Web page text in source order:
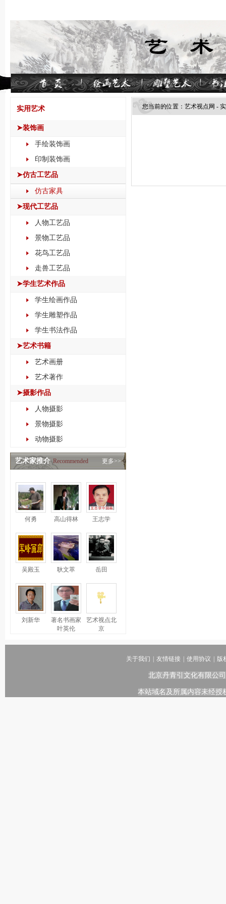
实用艺术
➤装饰画
手绘装饰画
印制装饰画
➤仿古工艺品
仿古家具
➤现代工艺品
人物工艺品
景物工艺品
花鸟工艺品
走兽工艺品
➤学生艺术作品
学生绘画作品
学生雕塑作品
学生书法作品
➤艺术书籍
艺术画册
艺术著作
➤摄影作品
人物摄影
景物摄影
动物摄影
艺术家推介 Recommended 更多>>
何勇 高山得林 王志学
吴殿玉 耿文萃 岳田
刘新华
著名书画家
叶英伦
艺术视点北
京
您当前的位置： 艺术视点网 -
关于我们 友情链接 使用协议 版
北京丹青引文化有限公
本站域名及所属内容未经授